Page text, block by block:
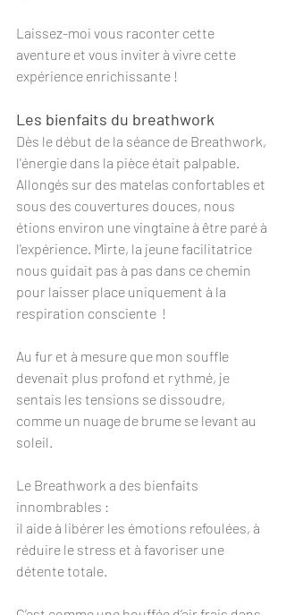
Laissez-moi vous raconter cette
aventure et vous inviter à vivre cette
expérience enrichissante !
Les bienfaits du breathwork
Dès le début de la séance de Breathwork,
l'énergie dans la pièce était palpable.
Allongés sur des matelas confortables et
sous des couvertures douces, nous
étions environ une vingtaine à être paré à
l'expérience. Mirte, la jeune facilitatrice
nous guidait pas à pas dans ce chemin
pour laisser place uniquement à la
respiration consciente  !
Au fur et à mesure que mon souffle
devenait plus profond et rythmé, je
sentais les tensions se dissoudre,
comme un nuage de brume se levant au
soleil.
Le Breathwork a des bienfaits
innombrables :
il aide à libérer les émotions refoulées, à
réduire le stress et à favoriser une
détente totale.